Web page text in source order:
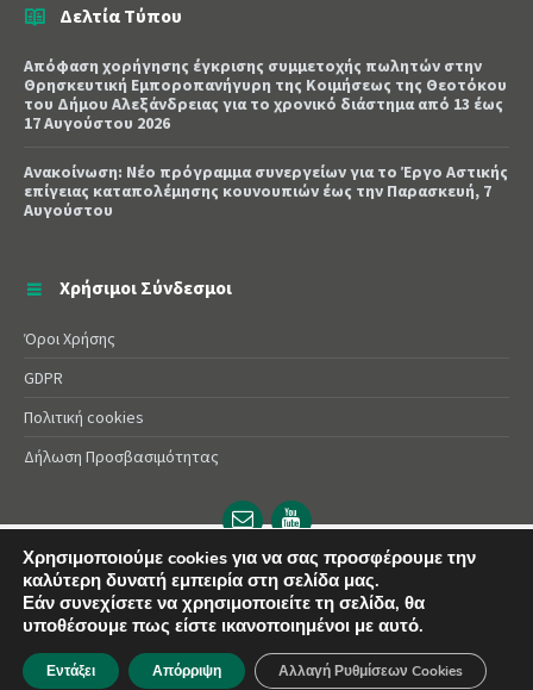
Δελτία Τύπου
Απόφαση χορήγησης έγκρισης συμμετοχής πωλητών στην
Θρησκευτική Εμποροπανήγυρη της Κοιμήσεως της Θεοτόκου
του Δήμου Αλεξάνδρειας για το χρονικό διάστημα από 13 έως
17 Αυγούστου 2026
Ανακοίνωση: Νέο πρόγραμμα συνεργείων για το Έργο Αστικής
επίγειας καταπολέμησης κουνουπιών έως την Παρασκευή, 7
Αυγούστου
Χρήσιμοι Σύνδεσμοι
Όροι Χρήσης
GDPR
Πολιτική cookies
Δήλωση Προσβασιμότητας
Email
url
YouTube
url
© 2025 Δήμος Αλεξάνδρειας | Powered byApogee
Χρησιμοποιούμε cookies για να σας προσφέρουμε την
καλύτερη δυνατή εμπειρία στη σελίδα μας.
Εάν συνεχίσετε να χρησιμοποιείτε τη σελίδα, θα
υποθέσουμε πως είστε ικανοποιημένοι με αυτό.
Εντάξει Απόρριψη Αλλαγή Ρυθμίσεων Cookies